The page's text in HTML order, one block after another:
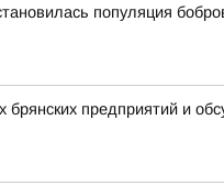
популяция
брянских предприятий и